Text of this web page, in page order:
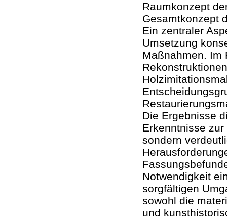
Raumkonzept
Gesamtkonzept
Ein zentraler
Umsetzung
Maßnahmen. Im
Die Ergebnisse
Erkenntnisse
sondern
Notwendigkeit
sorgfältigen
sowohl die
und